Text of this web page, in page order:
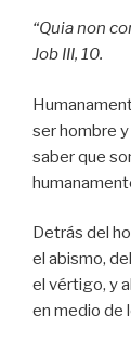
“Quia non
Job III, 10.
ser hombre
saber que
Detrás del
el abismo,
el vértigo, y
en medio de